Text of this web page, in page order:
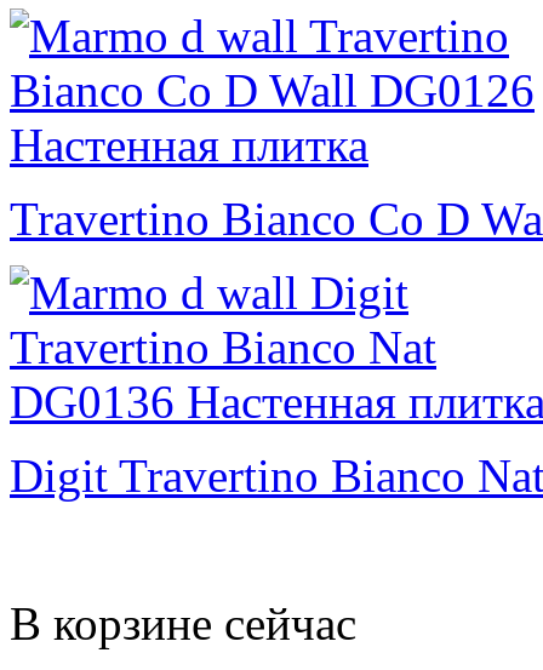
Travertino Bianco Co D
Digit Travertino Bianco
В корзине сейчас